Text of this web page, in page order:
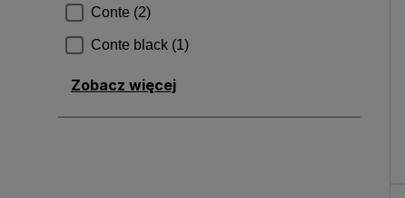
Zobacz więcej